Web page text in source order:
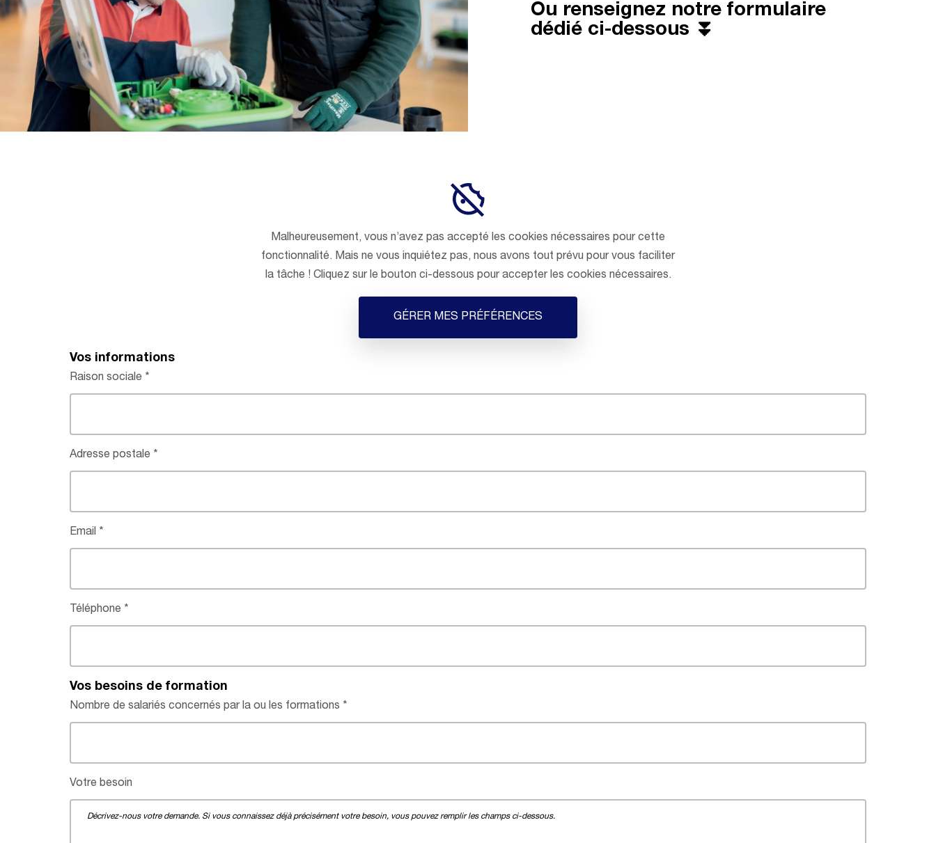
Ou renseignez notre formulaire
dédié ci-dessous ⏬
Malheureusement, vous n’avez pas accepté les cookies nécessaires pour cette
fonctionnalité. Mais ne vous inquiétez pas, nous avons tout prévu pour vous faciliter
la tâche ! Cliquez sur le bouton ci-dessous pour accepter les cookies nécessaires.
GÉRER MES PRÉFÉRENCES
Vos informations
Raison sociale
Adresse postale
Email
Téléphone
Vos besoins de formation
Nombre de salariés concernés par la ou les formations
Votre besoin